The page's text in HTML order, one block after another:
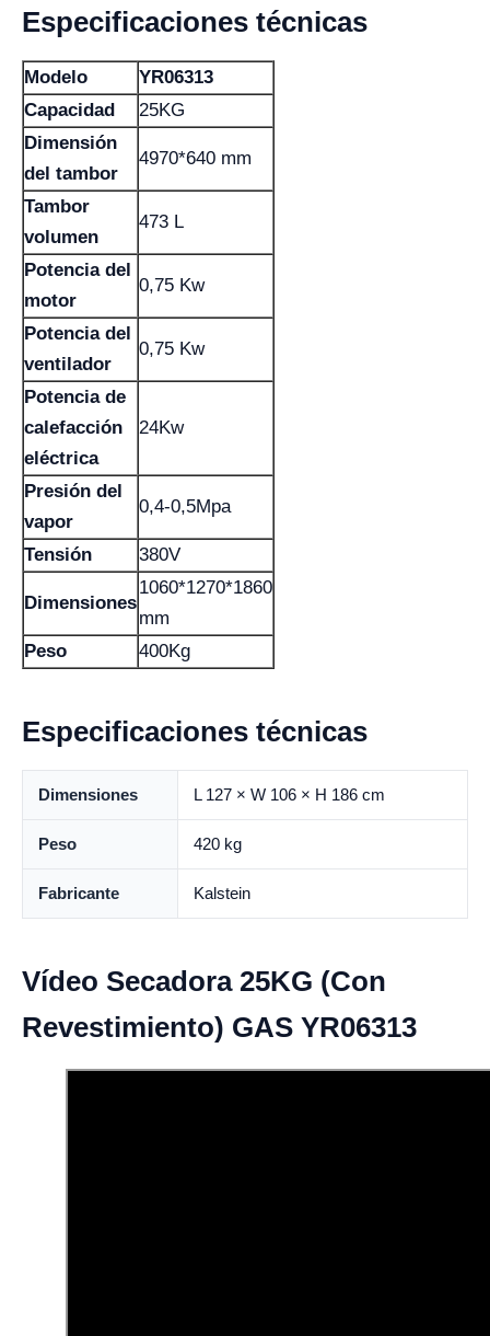
Especificaciones técnicas
Modelo
YR06313
Capacidad
25KG
Dimensión
del tambor
4970*640 mm
Tambor
volumen
473 L
Potencia del
motor
0,75 Kw
Potencia del
ventilador
0,75 Kw
Potencia de
calefacción
eléctrica
24Kw
Presión del
vapor
0,4-0,5Mpa
Tensión 380V
Dimensiones
1060*1270*1860
mm
Peso
400Kg
Especificaciones técnicas
Dimensiones L 127 × W 106 × H 186 cm
Peso 420 kg
Fabricante Kalstein
Vídeo Secadora 25KG (Con
Revestimiento) GAS YR06313